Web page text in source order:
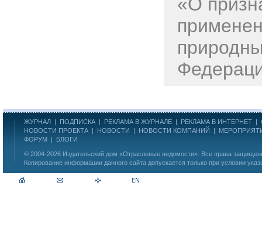
ЖУРНАЛ | ПОДПИСКА | РЕКЛАМА В ЖУРНАЛЕ | РЕКЛАМА В ИНТЕРНЕТ |
НОВОСТИ ПРОЕКТА | НОВОСТИ | НОВОСТИ КОМПАНИЙ |
ФОРУМ | БЛОГИ
© 2004-2026 Издательский дом «Отраслевые ведомости» . Все права
Копирование информации данного сайта допускается только при условии